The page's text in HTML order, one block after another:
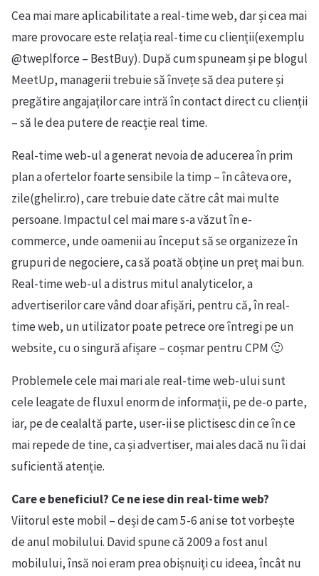
Cea mai mare aplicabilitate a real-time web, dar și cea mai
mare provocare este relația real-time cu clienții(exemplu
@tweplforce – BestBuy). După cum spuneam și pe blogul
MeetUp, managerii trebuie să învețe să dea putere și
pregătire angajaților care intră în contact direct cu clienții
– să le dea putere de reacție real time.
Real-time web-ul a generat nevoia de aducerea în prim
plan a ofertelor foarte sensibile la timp – în câteva ore,
zile(ghelir.ro), care trebuie date către cât mai multe
persoane. Impactul cel mai mare s-a văzut în e-
commerce, unde oamenii au început să se organizeze în
grupuri de negociere, ca să poată obține un preț mai bun.
Real-time web-ul a distrus mitul analyticelor, a
advertiserilor care vând doar afișări, pentru că, în real-
time web, un utilizator poate petrece ore întregi pe un
website, cu o singură afișare – coșmar pentru CPM 🙂
Problemele cele mai mari ale real-time web-ului sunt
cele leagate de fluxul enorm de informații, pe de-o parte,
iar, pe de cealaltă parte, user-ii se plictisesc din ce în ce
mai repede de tine, ca și advertiser, mai ales dacă nu îi dai
suficientă atenție.
Care e beneficiul? Ce ne iese din real-time web?
Viitorul este mobil – deși de cam 5-6 ani se tot vorbește
de anul mobilului. David spune că 2009 a fost anul
mobilului, însă noi eram prea obișnuiți cu ideea, încât nu